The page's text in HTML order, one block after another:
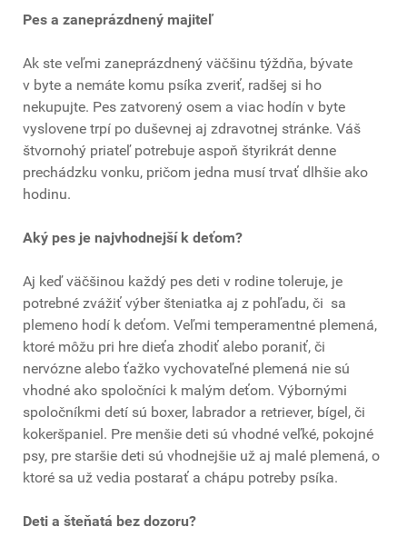
Pes a zaneprázdnený majiteľ
Ak ste veľmi zaneprázdnený väčšinu týždňa, bývate
v byte a nemáte komu psíka zveriť, radšej si ho
nekupujte. Pes zatvorený osem a viac hodín v byte
vyslovene trpí po duševnej aj zdravotnej stránke. Váš
štvornohý priateľ potrebuje aspoň štyrikrát denne
prechádzku vonku, pričom jedna musí trvať dlhšie ako
hodinu.
Aký pes je najvhodnejší k deťom?
Aj keď väčšinou každý pes deti v rodine toleruje, je
potrebné zvážiť výber šteniatka aj z pohľadu, či sa
plemeno hodí k deťom. Veľmi temperamentné plemená,
ktoré môžu pri hre dieťa zhodiť alebo poraniť, či
nervózne alebo ťažko vychovateľné plemená nie sú
vhodné ako spoločníci k malým deťom. Výbornými
spoločníkmi detí sú boxer, labrador a retriever, bígel, či
kokeršpaniel. Pre menšie deti sú vhodné veľké, pokojné
psy, pre staršie deti sú vhodnejšie už aj malé plemená, o
ktoré sa už vedia postarať a chápu potreby psíka.
Deti a šteňatá bez dozoru?